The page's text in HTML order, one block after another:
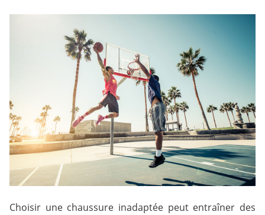
Choisir une chaussure inadaptée peut entraîner des